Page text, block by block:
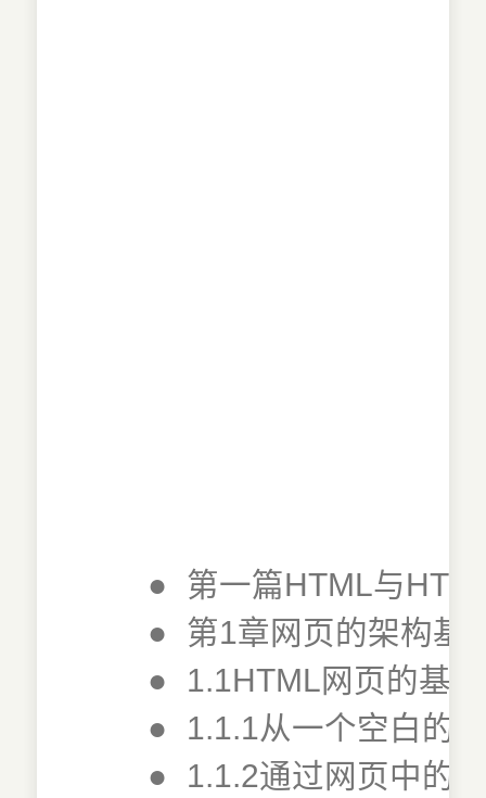
●
第一篇HTML与
●
第1章网页的架构基
●
1.1HTML网页的基
●
1.1.1从一个空白的
●
1.1.2通过网页中的